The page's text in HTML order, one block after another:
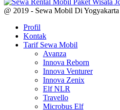
@ 2019 - Sewa Mobil Di
Profil
Kontak
Tarif Sewa Mobil
Avanza
Innova Reborn
Innova Venturer
Innova Zenix
Elf NLR
Travello
Microbus Elf